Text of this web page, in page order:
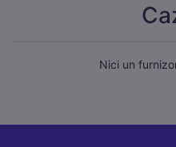
Nici un